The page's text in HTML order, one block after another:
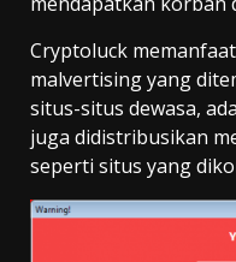
Cryptoluck
malvertising yang
situs-situs dewasa,
juga didistribusikan
seperti situs yang